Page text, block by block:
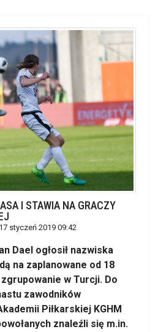
I STAWIA NA GRACZY
17 styczeń 2019 09:42
Dael ogłosił nazwiska
na zaplanowane od 18
w Turcji. Do
zawodników
Piłkarskiej KGHM
znaleźli się m.in.